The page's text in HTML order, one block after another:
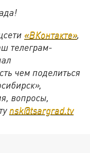
«ВКонтакте»,
телеграм-
чем поделиться
вопросы,
nsk@tsargrad.tv